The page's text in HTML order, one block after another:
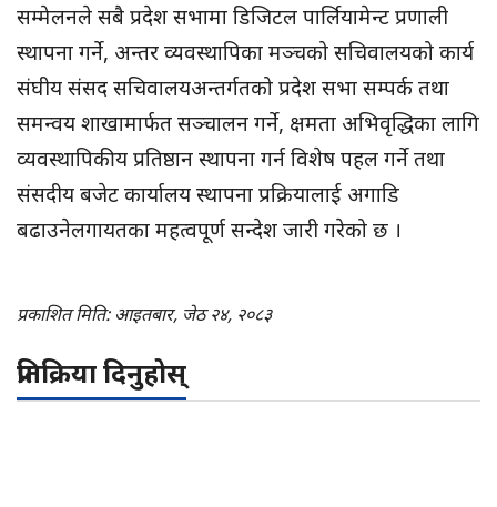
सम्मेलनले सबै प्रदेश सभामा डिजिटल पार्लियामेन्ट प्रणाली
स्थापना गर्ने, अन्तर व्यवस्थापिका मञ्चको सचिवालयको कार्य
संघीय संसद सचिवालयअन्तर्गतको प्रदेश सभा सम्पर्क तथा
समन्वय शाखामार्फत सञ्चालन गर्ने, क्षमता अभिवृद्धिका लागि
व्यवस्थापिकीय प्रतिष्ठान स्थापना गर्न विशेष पहल गर्ने तथा
संसदीय बजेट कार्यालय स्थापना प्रक्रियालाई अगाडि
बढाउनेलगायतका महत्वपूर्ण सन्देश जारी गरेको छ ।
प्रकाशित मिति: आइतबार, जेठ २४, २०८३
प्रतिक्रिया दिनुहोस्